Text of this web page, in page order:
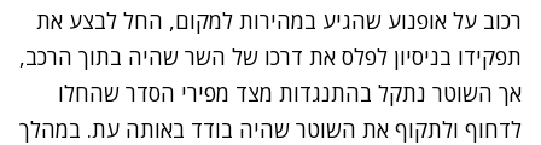
רכוב על אופנוע שהגיע במהירות למקום, החל לבצע את
תפקידו בניסיון לפלס את דרכו של השר שהיה בתוך הרכב,
אך השוטר נתקל בהתנגדות מצד מפירי הסדר שהחלו
לדחוף ולתקוף את השוטר שהיה בודד באותה עת. במהלך